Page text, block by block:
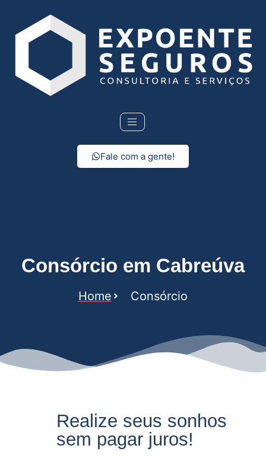
Fale com a gente!
Consórcio em Cabreúva
Home Consórcio
Realize seus sonhos
sem pagar juros!